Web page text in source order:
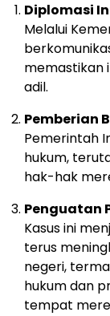
Diplomasi
Melalui
memastikan
adil.
Pemberian
Pemerintah
hukum,
hak-hak
Penguatan
Kasus ini
terus
negeri,
hukum dan
tempat